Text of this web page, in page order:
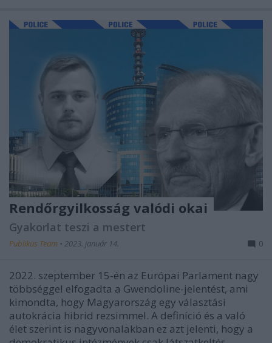
Rendőrgyilkosság valódi okai
Gyakorlat teszi a mestert
Publikus Team • 2023. január 14. 0
2022. szeptember 15-én az Európai Parlament nagy
többséggel elfogadta a Gwendoline-jelentést, ami
kimondta, hogy Magyarország egy választási
autokrácia hibrid rezsimmel. A definíció és a való
élet szerint is nagyvonalakban ez azt jelenti, hogy a